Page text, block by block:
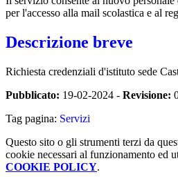
per l'accesso alla mail scolastica e al
Descrizione breve
Richiesta credenziali d'istituto sede
Pubblicato: 19-02-2024 - Revisione:
Tag pagina: Servizi
Questo sito o gli strumenti terzi da
cookie necessari al funzionamento ed
COOKIE POLICY.